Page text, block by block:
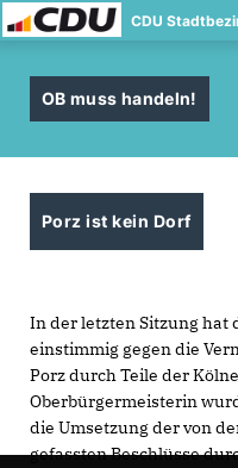
CDU
OB muss handeln!
Porz ist kein Dorf
In der letzten Sitzung hat
einstimmig gegen die
Porz durch Teile der
Oberbürgermeisterin
die Umsetzung der von
gefassten Beschlüsse